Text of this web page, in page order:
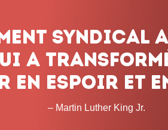
ne
pas le
obstacles et
que cela